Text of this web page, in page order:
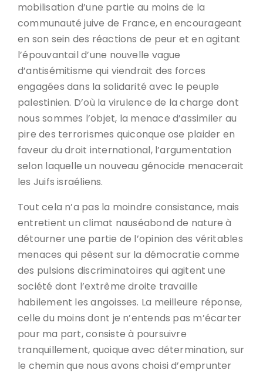
mobilisation d’une partie au moins de la
communauté juive de France, en encourageant
en son sein des réactions de peur et en agitant
l’épouvantail d’une nouvelle vague
d’antisémitisme qui viendrait des forces
engagées dans la solidarité avec le peuple
palestinien. D’où la virulence de la charge dont
nous sommes l’objet, la menace d’assimiler au
pire des terrorismes quiconque ose plaider en
faveur du droit international, l’argumentation
selon laquelle un nouveau génocide menacerait
les Juifs israéliens.
Tout cela n’a pas la moindre consistance, mais
entretient un climat nauséabond de nature à
détourner une partie de l’opinion des véritables
menaces qui pèsent sur la démocratie comme
des pulsions discriminatoires qui agitent une
société dont l’extrême droite travaille
habilement les angoisses. La meilleure réponse,
celle du moins dont je n’entends pas m’écarter
pour ma part, consiste à poursuivre
tranquillement, quoique avec détermination, sur
le chemin que nous avons choisi d’emprunter